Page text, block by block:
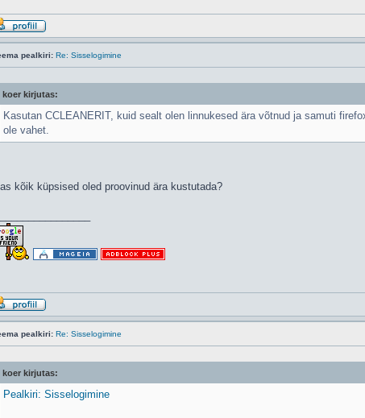
pealkiri: Re: Sisselogimine
koer kirjutas:
Kasutan CCLEANERIT, kuid sealt olen linnukesed ära võtnud ja samuti
ole vahet.
kõik küpsised oled proovinud ära kustutada?
pealkiri: Re: Sisselogimine
koer kirjutas:
Pealkiri: Sisselogimine